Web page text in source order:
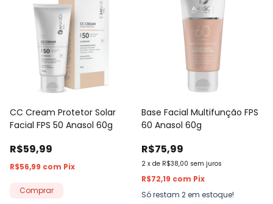
CC Cream Protetor Solar
Facial FPS 50 Anasol 60g
R$59,99
R$56,99 com Pix
Comprar
Base Facial Multifunção FPS
60 Anasol 60g
R$75,99
2 x de R$38,00 sem juros
R$72,19 com Pix
Só restam 2em estoque!